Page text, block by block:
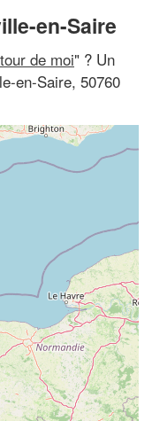
en-Saire
de moi" ? Un
en-Saire, 50760